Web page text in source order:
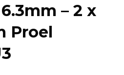
– 2 x
Proel